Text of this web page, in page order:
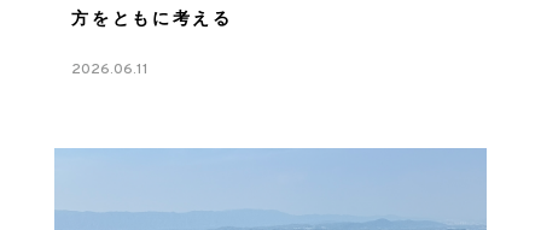
方をともに考える
2026.06.11